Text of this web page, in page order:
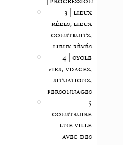
3 | lieux
réels, lieux
construits,
lieux rêvés
4 | cycle
vies, visages,
situations,
personnages
5
| construire
une ville
avec des